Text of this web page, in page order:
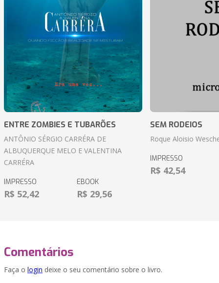
ENTRE ZOMBIES E TUBARÕES
ANTÔNIO SÉRGIO CARRÉRA DE
ALBUQUERQUE MELO E VALENTINA
CARRÉRA
IMPRESSO
R$ 52,42
EBOOK
R$ 29,56
SEM RODEIOS
Roque Aloisio
IMPRESSO
R$ 42,54
Comentários
Faça o login deixe o seu comentário sobre o livro.